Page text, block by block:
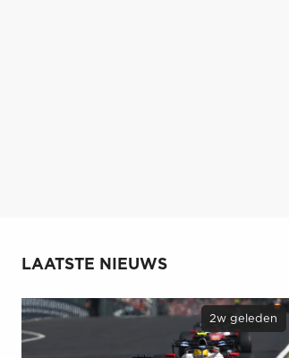
LAATSTE NIEUWS
2w geleden